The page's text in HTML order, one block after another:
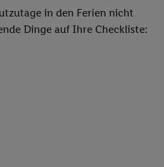
in den Ferien nicht
Dinge auf Ihre Checkliste: